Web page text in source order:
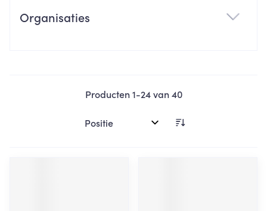
Organisaties
Producten1-24van40
Sorteer op: